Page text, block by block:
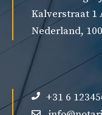
Kalverstraat 1
Nederland,
+31 6